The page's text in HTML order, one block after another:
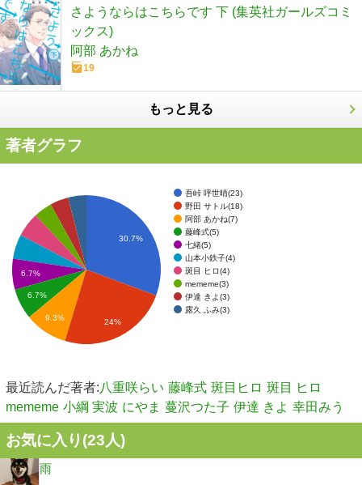
さようならはこちらです 下 (集英社ガールズコミ
ックス)
阿部 あかね
19
もっと見る
著者グラフ
吾峠 呼世晴(23)
野田 サトル(18)
阿部 あかね(7)
藤峰式(5)
七緒(5)
山本小鉄子(4)
斑目 ヒロ(4)
mememe(3)
伊達 きよ(3)
露久 ふみ(3)
30.7%
6.7%
6.7%
9.3%
24%
最近読んだ著者:八重咲らい 藤峰式 斑目ヒロ 斑目 ヒロ
mememe 小綱 実波 にやま 蔓沢つた子 伊達 きよ 幸田みう
お気に入り(23人)
雨